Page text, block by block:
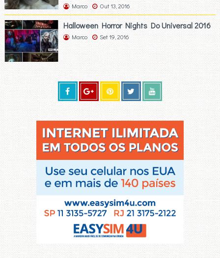
Marco Out 13, 2016
Halloween Horror Nights Do Universal 2016
Marco Set 19, 2016